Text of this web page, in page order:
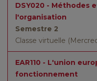
DSY020 - Méthodes
l'organisation
Semestre 2
Classe virtuelle
EAR110 - L'union
fonctionnement